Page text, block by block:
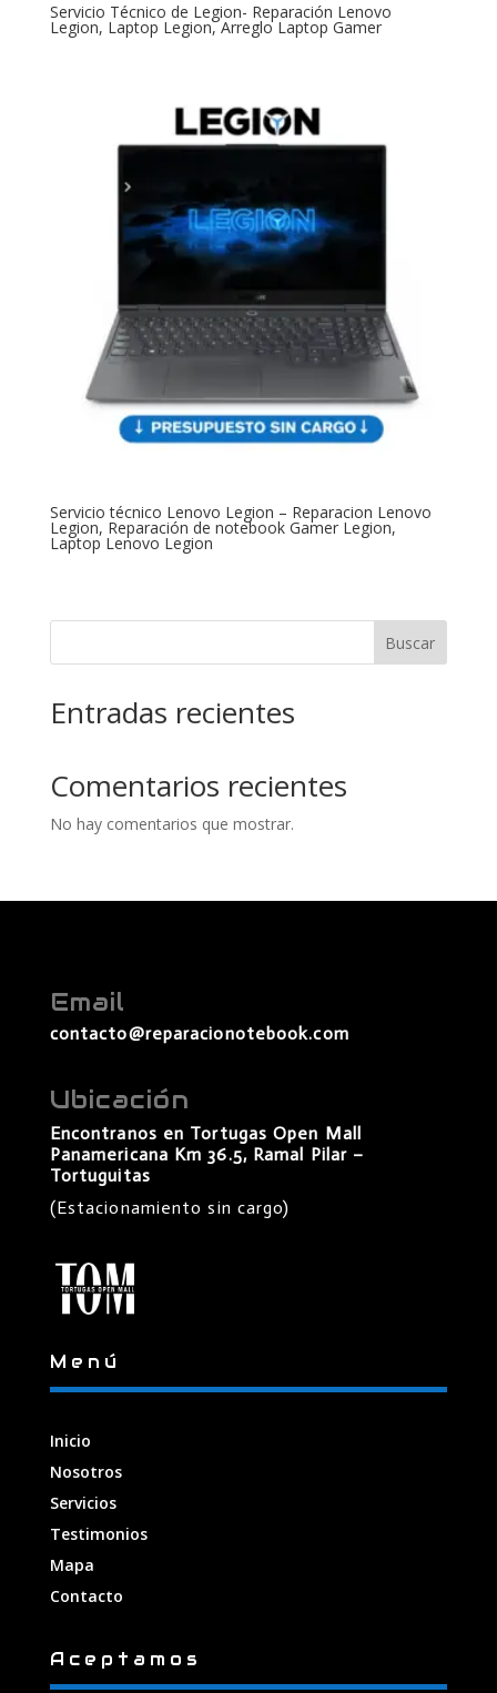
Servicio Técnico de Legion- Reparación Lenovo
Legion, Laptop Legion, Arreglo Laptop Gamer
Servicio técnico Lenovo Legion – Reparacion Lenovo
Legion, Reparación de notebook Gamer Legion,
Laptop Lenovo Legion
Buscar
Entradas recientes
Comentarios recientes
No hay comentarios que mostrar.
Email
contacto@reparacionotebook.com
Ubicación
Encontranos en Tortugas Open Mall
Panamericana Km 36.5, Ramal Pilar –
Tortuguitas
(Estacionamiento sin cargo)
Menú
Inicio
Nosotros
Servicios
Testimonios
Mapa
Contacto
Aceptamos